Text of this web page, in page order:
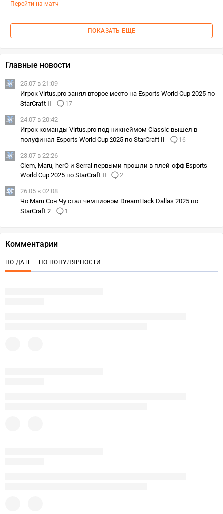
Перейти на матч
ПОКАЗАТЬ ЕЩЕ
Главные новости
25.07 в 21:09
Игрок Virtus.pro занял второе место на Esports World Cup 2025 по
StarCraft II
17
24.07 в 20:42
Игрок команды Virtus.pro под никнеймом Classic вышел в
полуфинал Esports World Cup 2025 по StarCraft II
16
23.07 в 22:26
Clem, Maru, herO и Serral первыми прошли в плей-офф Esports
World Cup 2025 по StarCraft II
2
26.05 в 02:08
Чо Maru Сон Чу стал чемпионом DreamHack Dallas 2025 по
StarCraft 2
1
Комментарии
ПО ДАТЕ ПО ПОПУЛЯРНОСТИ